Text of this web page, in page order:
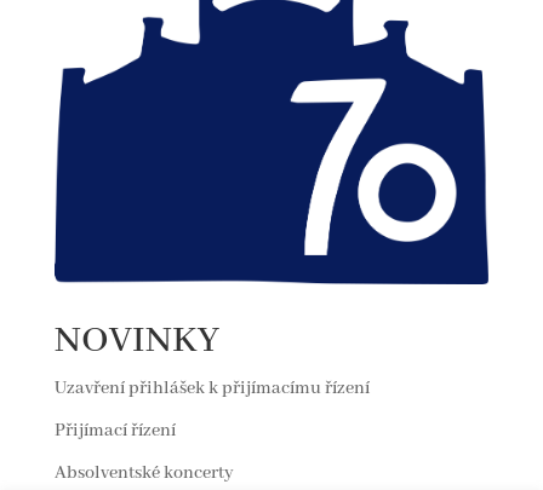
NOVINKY
Uzavření přihlášek k přijímacímu řízení
Přijímací řízení
Absolventské koncerty